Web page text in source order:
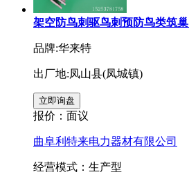
架空防鸟刺驱鸟刺预防鸟类筑
品牌:华来特
出厂地:凤山县(凤城镇)
报价： 面议
曲阜利特来电力器材有限公司
经营模式：生产型